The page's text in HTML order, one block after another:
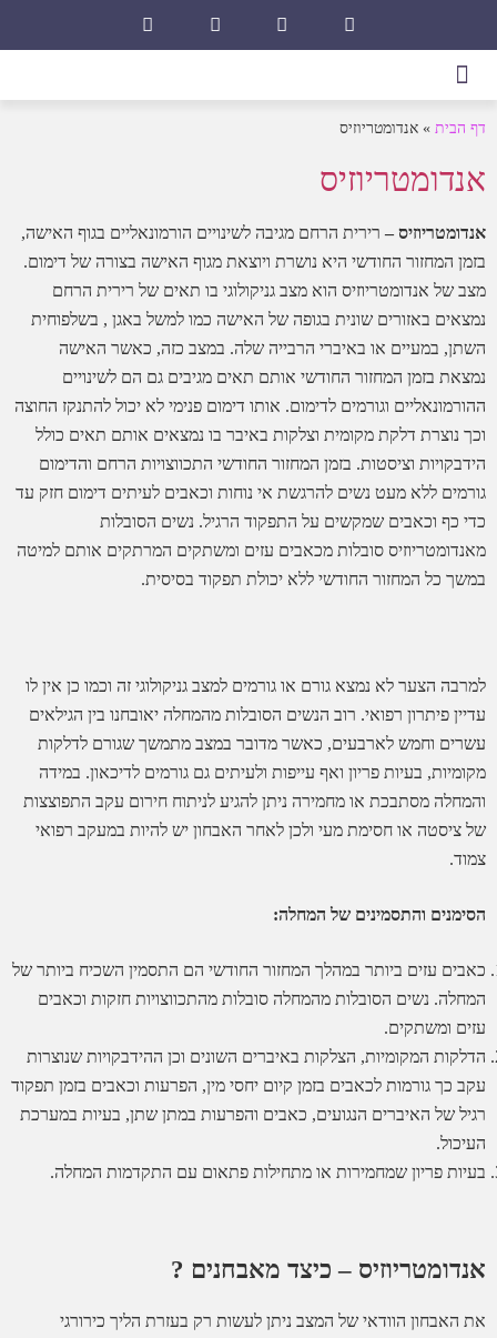
דף הבית » אנדומטריוזיס
אנדומטריוזיס
אנדומטריוזיס – רירית הרחם מגיבה לשינויים הורמונאליים בגוף האישה,
בזמן המחזור החודשי היא נושרת ויוצאת מגוף האישה בצורה של דימום.
מצב של אנדומטריוזיס הוא מצב גניקולוגי בו תאים של רירית הרחם
נמצאים באזורים שונית בגופה של האישה כמו למשל באגן , בשלפוחית
השתן, במעיים או באיברי הרבייה שלה. במצב כזה, כאשר האישה
נמצאת בזמן המחזור החודשי אותם תאים מגיבים גם הם לשינויים
ההורמונאליים וגורמים לדימום. אותו דימום פנימי לא יכול להתנקז החוצה
וכך נוצרת דלקת מקומית וצלקות באיבר בו נמצאים אותם תאים כולל
הידבקויות וציסטות. בזמן המחזור החודשי התכווצויות הרחם והדימום
גורמים ללא מעט נשים להרגשת אי נוחות וכאבים לעיתים דימום חזק עד
כדי כף וכאבים שמקשים על התפקוד הרגיל. נשים הסובלות
מאנדומטריוזיס סובלות מכאבים עזים ומשתקים המרתקים אותם למיטה
במשך כל המחזור החודשי ללא יכולת תפקוד בסיסית.
למרבה הצער לא נמצא גורם או גורמים למצב גניקולוגי זה וכמו כן אין לו
עדיין פיתרון רפואי. רוב הנשים הסובלות מהמחלה יאובחנו בין הגילאים
עשרים וחמש לארבעים, כאשר מדובר במצב מתמשך שגורם לדלקות
מקומיות, בעיות פריון ואף עייפות ולעיתים גם גורמים לדיכאון. במידה
והמחלה מסתבכת או מחמירה ניתן להגיע לניתוח חירום עקב התפוצצות
של ציסטה או חסימת מעי ולכן לאחר האבחון יש להיות במעקב רפואי
צמוד.
הסימנים והתסמינים של המחלה:
כאבים עזים ביותר במהלך המחזור החודשי הם התסמין השכיח ביותר של
המחלה. נשים הסובלות מהמחלה סובלות מהתכווצויות חזקות וכאבים
עזים ומשתקים.
הדלקות המקומיות, הצלקות באיברים השונים וכן ההידבקויות שנוצרות
עקב כך גורמות לכאבים בזמן קיום יחסי מין, הפרעות וכאבים בזמן תפקוד
רגיל של האיברים הנגועים, כאבים והפרעות במתן שתן, בעיות במערכת
העיכול.
בעיות פריון שמחמירות או מתחילות פתאום עם התקדמות המחלה.
אנדומטריוזיס – כיצד מאבחנים ?
את האבחון הוודאי של המצב ניתן לעשות רק בעזרת הליך כירורגי